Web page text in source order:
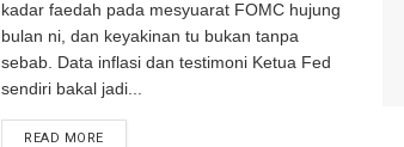
kadar faedah pada mesyuarat FOMC hujung
bulan ni, dan keyakinan tu bukan tanpa
sebab. Data inflasi dan testimoni Ketua Fed
sendiri bakal jadi...
READ MORE